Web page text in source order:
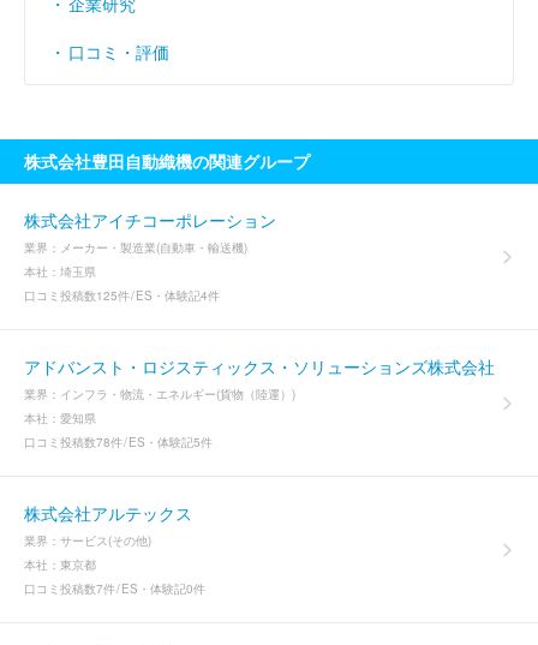
口コミ・評価
株式会社豊田自動織機の関連グループ
株式会社アイチコーポレーション
業界： メーカー・製造業(自動車・輸送機)
本社： 埼玉県
口コミ投稿数125件 ES・体験記4件
アドバンスト・ロジスティックス・ソリューションズ株式会社
業界： インフラ・物流・エネルギー(貨物（陸運）)
本社： 愛知県
口コミ投稿数78件 ES・体験記5件
株式会社アルテックス
業界： サービス(その他)
本社： 東京都
口コミ投稿数7件 ES・体験記0件